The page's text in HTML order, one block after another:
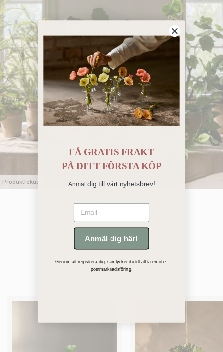
Produktfokus
Gröna Favoriter
Bästsäljare
FÅ GRATIS FRAKT
PÅDITT FÖRSTA KÖP
Anmäl dig till vårt nyhetsbrev!
Email
Anmäl dig här!
Genom att registrera dig, samtycker du till att ta emot e-
postmarknadsföring.